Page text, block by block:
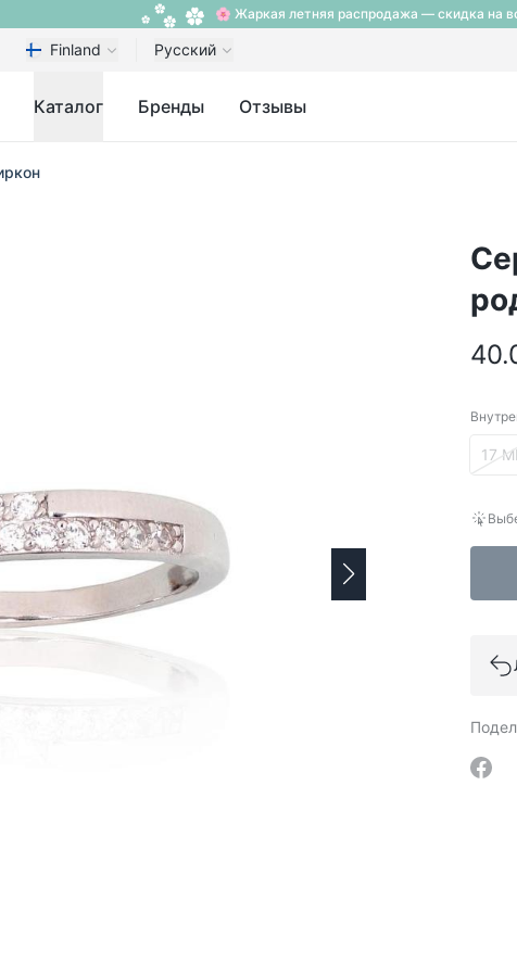
🌸 Жаркая летняя распродажа — скидка на
Finland Русский
Каталог Бренды Отзывы
17